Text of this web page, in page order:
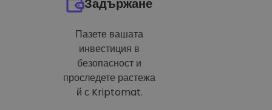
Задържане
Пазете вашата
инвестиция в
безопасност и
проследете растежа
й с Kriptomat.